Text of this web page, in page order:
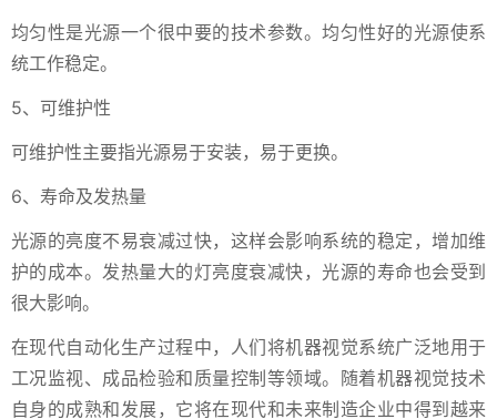
均匀性是光源一个很中要的技术参数。均匀性好的光源使系
统工作稳定。
5、可维护性
可维护性主要指光源易于安装，易于更换。
6、寿命及发热量
光源的亮度不易衰减过快，这样会影响系统的稳定，增加维
护的成本。发热量大的灯亮度衰减快，光源的寿命也会受到
很大影响。
在现代自动化生产过程中，人们将机器视觉系统广泛地用于
工况监视、成品检验和质量控制等领域。随着机器视觉技术
自身的成熟和发展，它将在现代和未来制造企业中得到越来